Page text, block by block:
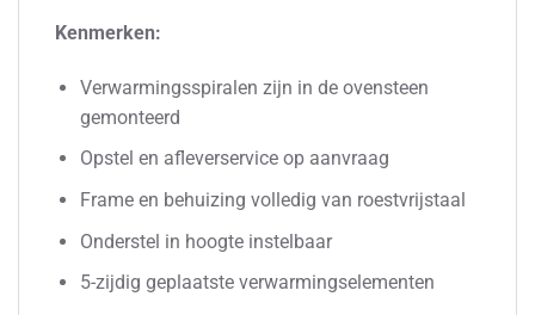
Kenmerken:
Verwarmingsspiralen zijn in de ovensteen
gemonteerd
Opstel en afleverservice op aanvraag
Frame en behuizing volledig van roestvrijstaal
Onderstel in hoogte instelbaar
5-zijdig geplaatste verwarmingselementen